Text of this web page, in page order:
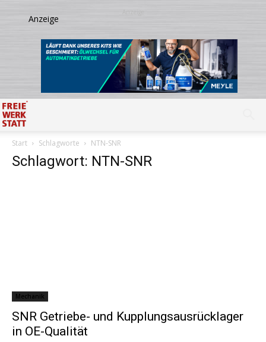
Start Schlagworte NTN-SNR
Schlagwort: NTN-SNR
Mechanik
SNR Getriebe- und Kupplungsausrücklager
in OE-Qualität